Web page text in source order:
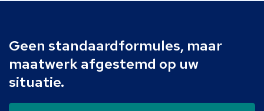
Geen standaardformules, maar
maatwerk afgestemd op uw
situatie.